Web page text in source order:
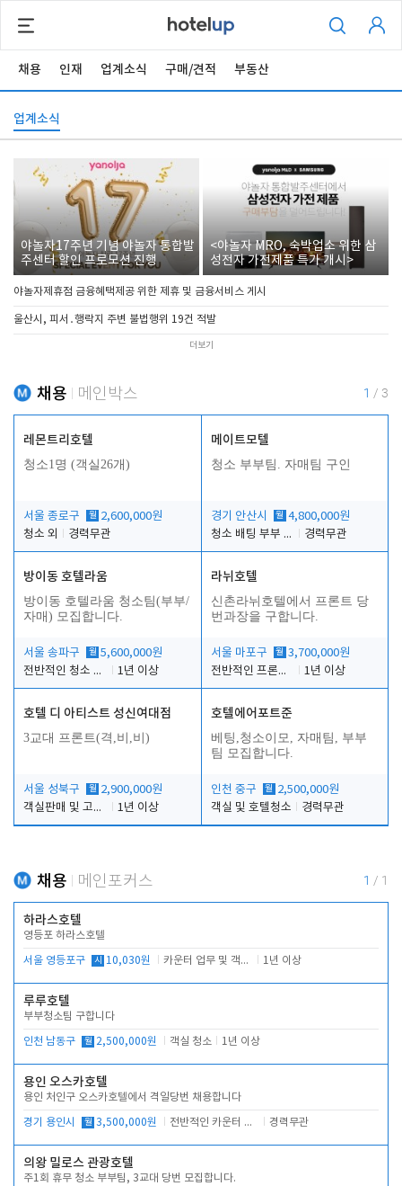
채용 인재 업계소식 구매/견적 부동산
업계소식
야놀자17주년 기념 야놀자 통합발
주센터 할인 프로모션 진행
<야놀자 MRO, 숙박업소 위한 삼
성전자 가전제품 특가 개시>
야놀자제휴점 금융혜택제공 위한 제휴 및 금융서비스 게시
울산시, 피서․행락지 주변 불법행위 19건 적발
더보기
채용 메인박스 1 / 3
레몬트리호텔
청소1명 (객실26개)
서울 종로구 월 2,600,000원
청소 외
경력무관
메이트모텔
청소 부부팀. 자매팀 구인
경기 안산시 월 4,800,000원
청소 배팅 부부 구합니다
경력무관
방이동 호텔라움
방이동 호텔라움 청소팀(부부/
자매) 모집합니다.
서울 송파구 월 5,600,000원
전반적인 청소 업무(객실청소.객실정리)
1년 이상
라뉘호텔
신촌라뉘호텔에서 프론트 당
번과장을 구합니다.
서울 마포구 월 3,700,000원
전반적인 프론트 당번업무
1년 이상
호텔 디 아티스트 성신여대점
3교대 프론트(격,비,비)
서울 성북구 월 2,900,000원
객실판매 및 고객응대
1년 이상
호텔에어포트준
베팅,청소이모, 자매팀, 부부
팀 모집합니다.
인천 중구 월 2,500,000원
객실 및 호텔청소
경력무관
채용 메인포커스 1 / 1
하라스호텔
영등포 하라스호텔
서울 영등포구 시 10,030원 카운터 업무 및 객실관리(청소상태 확인, 객실판매) 1년 이상
루루호텔
부부청소팀 구합니다
인천 남동구 월 2,500,000원 객실 청소 1년 이상
용인 오스카호텔
용인 처인구 오스카호텔에서 격일당번 채용합니다
경기 용인시 월 3,500,000원 전반적인 카운터 업무 경력무관
의왕 밀로스 관광호텔
주1회 휴무 청소 부부팀, 3교대 당번 모집합니다.